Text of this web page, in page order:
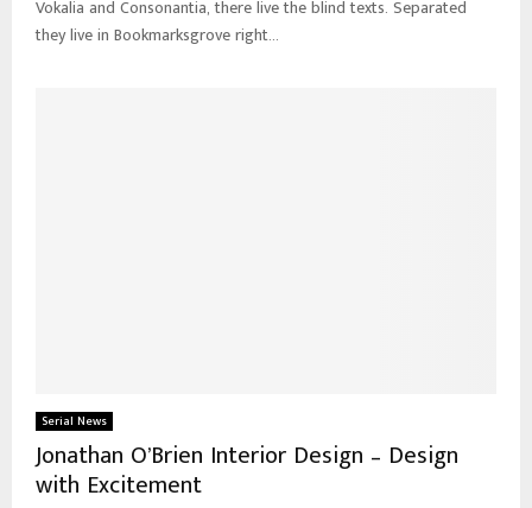
Vokalia and Consonantia, there live the blind texts. Separated
they live in Bookmarksgrove right...
Serial News
Jonathan O’Brien Interior Design – Design
with Excitement